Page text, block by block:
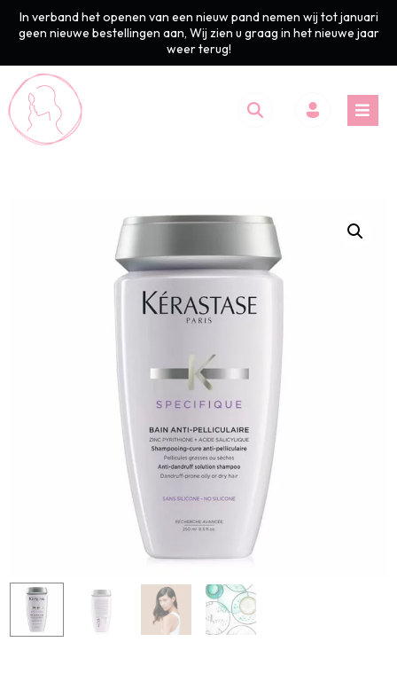
In verband het openen van een nieuw pand nemen wij tot januari
geen nieuwe bestellingen aan, Wij zien u graag in het nieuwe jaar
weer terug!